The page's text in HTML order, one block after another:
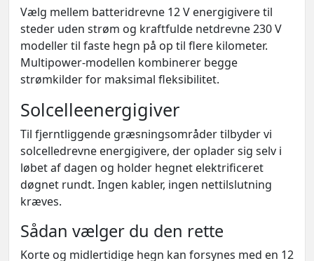
Vælg mellem batteridrevne 12 V energigivere til
steder uden strøm og kraftfulde netdrevne 230 V
modeller til faste hegn på op til flere kilometer.
Multipower-modellen kombinerer begge
strømkilder for maksimal fleksibilitet.
Solcelleenergigiver
Til fjerntliggende græsningsområder tilbyder vi
solcelledrevne energigivere, der oplader sig selv i
løbet af dagen og holder hegnet elektrificeret
døgnet rundt. Ingen kabler, ingen nettilslutning
kræves.
Sådan vælger du den rette
Korte og midlertidige hegn kan forsynes med en 12